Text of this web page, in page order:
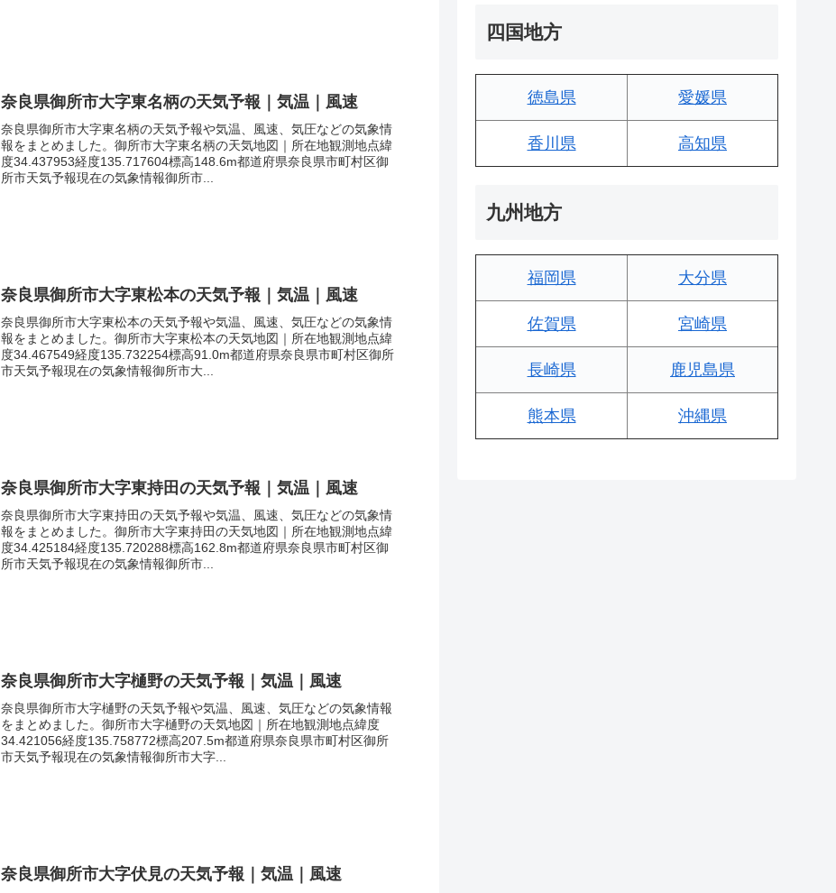
奈良県御所市大字東名柄の天気予報｜気温｜風速
奈良県御所市大字東名柄の天気予報や気温、風速、気圧などの気象情
報をまとめました。御所市大字東名柄の天気地図｜所在地観測地点緯
度34.437953経度135.717604標高148.6m都道府県奈良県市町村区御
所市天気予報現在の気象情報御所市...
奈良県御所市大字東松本の天気予報｜気温｜風速
奈良県御所市大字東松本の天気予報や気温、風速、気圧などの気象情
報をまとめました。御所市大字東松本の天気地図｜所在地観測地点緯
度34.467549経度135.732254標高91.0m都道府県奈良県市町村区御所
市天気予報現在の気象情報御所市大...
奈良県御所市大字東持田の天気予報｜気温｜風速
奈良県御所市大字東持田の天気予報や気温、風速、気圧などの気象情
報をまとめました。御所市大字東持田の天気地図｜所在地観測地点緯
度34.425184経度135.720288標高162.8m都道府県奈良県市町村区御
所市天気予報現在の気象情報御所市...
奈良県御所市大字樋野の天気予報｜気温｜風速
奈良県御所市大字樋野の天気予報や気温、風速、気圧などの気象情報
をまとめました。御所市大字樋野の天気地図｜所在地観測地点緯度
34.421056経度135.758772標高207.5m都道府県奈良県市町村区御所
市天気予報現在の気象情報御所市大字...
奈良県御所市大字伏見の天気予報｜気温｜風速
四国地方
徳島県 愛媛県
香川県 高知県
九州地方
福岡県 大分県
佐賀県 宮崎県
長崎県 鹿児島県
熊本県 沖縄県